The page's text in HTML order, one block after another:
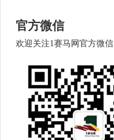
官方微信
欢迎关注1赛马网官方微